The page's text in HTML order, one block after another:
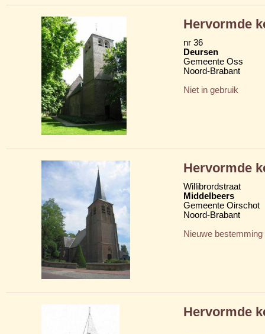
Hervormde
nr 36
Deursen
Gemeente Oss
Noord-Brabant
Niet in gebruik
Hervormde
Willibrordstraat
Middelbeers
Gemeente Oirschot
Noord-Brabant
Nieuwe bestemming
Hervormde